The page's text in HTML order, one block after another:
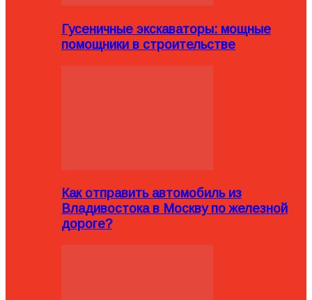
Гусеничные экскаваторы: мощные
помощники в строительстве
Как отправить автомобиль из
Владивостока в Москву по железной
дороге?